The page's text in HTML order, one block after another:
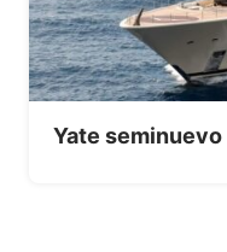
Yate seminuevo